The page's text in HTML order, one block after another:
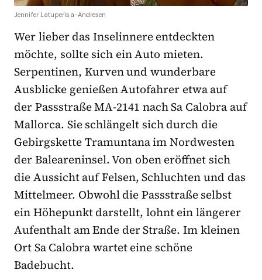
Jennifer Latuperisa-Andresen
Wer lieber das Inselinnere entdeckten
möchte, sollte sich ein Auto mieten.
Serpentinen, Kurven und wunderbare
Ausblicke genießen Autofahrer etwa auf
der Passstraße MA-2141 nach Sa Calobra auf
Mallorca. Sie schlängelt sich durch die
Gebirgskette Tramuntana im Nordwesten
der Baleareninsel. Von oben eröffnet sich
die Aussicht auf Felsen, Schluchten und das
Mittelmeer. Obwohl die Passstraße selbst
ein Höhepunkt darstellt, lohnt ein längerer
Aufenthalt am Ende der Straße. Im kleinen
Ort Sa Calobra wartet eine schöne
Badebucht.